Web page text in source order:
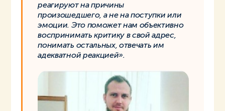
реагируют на причины
произошедшего, а не на поступки или
эмоции. Это поможет нам объективно
воспринимать критику в свой адрес,
понимать остальных, отвечать им
адекватной реакцией».